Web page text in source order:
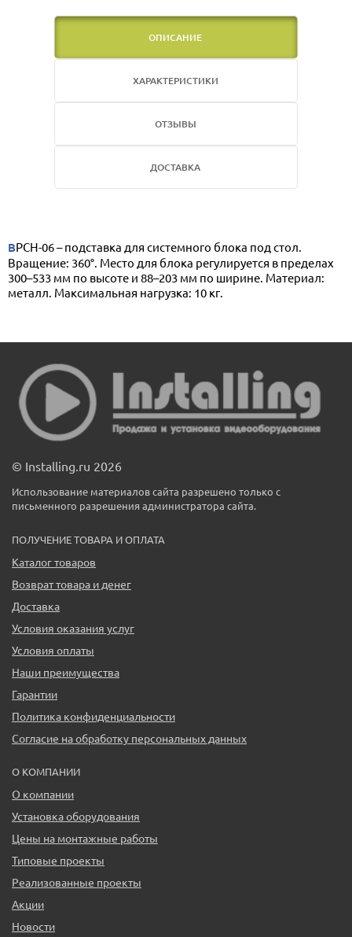
ОПИСАНИЕ
ХАРАКТЕРИСТИКИ
ОТЗЫВЫ
ДОСТАВКА
BPCH-06 – подставка для системного блока под стол.
Вращение: 360°. Место для блока регулируется в пределах
300–533 мм по высоте и 88–203 мм по ширине. Материал:
металл. Максимальная нагрузка: 10 кг.
© Installing.ru 2026
Использование материалов сайта разрешено только с
письменного разрешения администратора сайта.
ПОЛУЧЕНИЕ ТОВАРА И ОПЛАТА
Каталог товаров
Возврат товара и денег
Доставка
Условия оказания услуг
Условия оплаты
Наши преимущества
Гарантии
Политика конфиденциальности
Согласие на обработку персональных данных
О КОМПАНИИ
О компании
Установка оборудования
Цены на монтажные работы
Типовые проекты
Реализованные проекты
Акции
Новости